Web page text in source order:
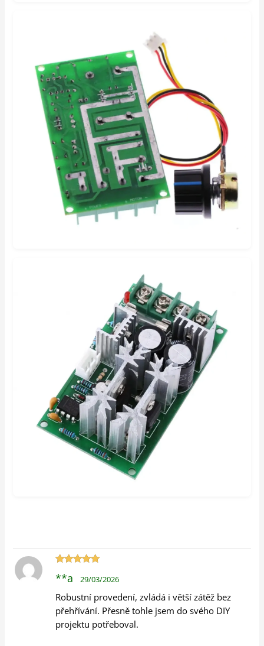
5 z 5
**a 29/03/2026
Robustní provedení, zvládá i větší zátěž bez
přehřívání. Přesně tohle jsem do svého DIY
projektu potřeboval.